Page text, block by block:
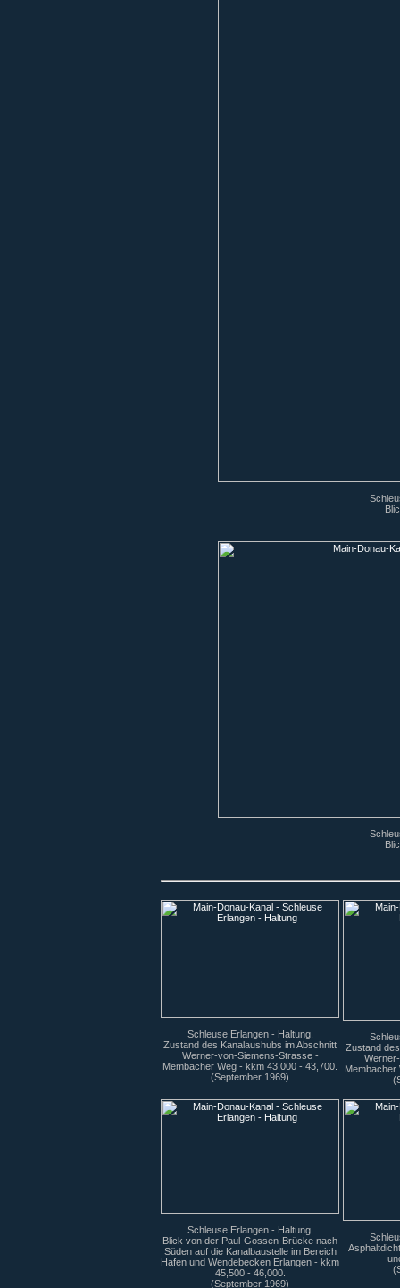
Schleuse Erlangen - Haltung.
Zustand des Kanalaushubs im Abschnitt
Werner-von-Siemens-Strasse -
Membacher Weg - kkm 43,000 - 43,700.
(September 1969)
Zustand
Membacher
Schleuse Erlangen - Haltung.
Blick von der Paul-Gossen-Brücke nach
Süden auf die Kanalbaustelle im Bereich
Hafen und Wendebecken Erlangen - kkm
45,500 - 46,000.
(September 1969)